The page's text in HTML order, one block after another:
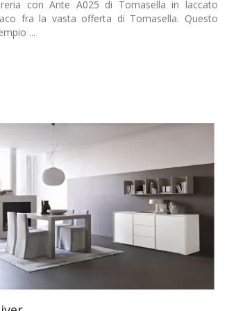
con Ante A025 di Tomasella in laccato
fra la vasta offerta di Tomasella. Questo
...